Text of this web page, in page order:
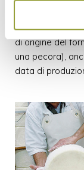
marchiatura. Il
matrice che
di origine del
una pecora),
data di